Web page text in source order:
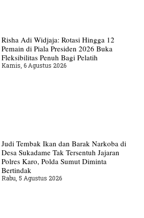
Risha Adi Widjaja: Rotasi Hingga 12
Pemain di Piala Presiden 2026 Buka
Fleksibilitas Penuh Bagi Pelatih
Kamis, 6 Agustus 2026
Judi Tembak Ikan dan Barak Narkoba di
Desa Sukadame Tak Tersentuh Jajaran
Polres Karo, Polda Sumut Diminta
Bertindak
Rabu, 5 Agustus 2026